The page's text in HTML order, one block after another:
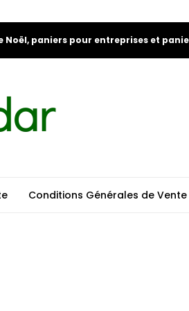
paniers pour entreprises et
Conditions Générales de Vente